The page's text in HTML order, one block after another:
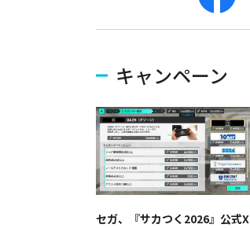
キャンペーン
セガ、『サカつく2026』公式X